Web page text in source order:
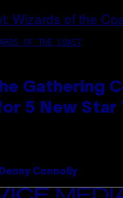
OF THE COAST
Gathering
5 New Star
Denny Connolly